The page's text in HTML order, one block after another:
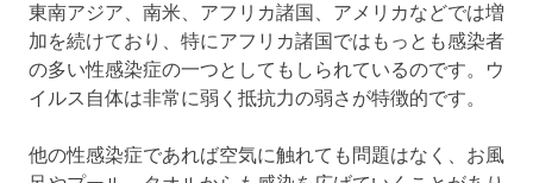
東南アジア、南米、アフリカ諸国、アメリカなどでは増
加を続けており、特にアフリカ諸国ではもっとも感染者
の多い性感染症の一つとしてもしられているのです。ウ
イルス自体は非常に弱く抵抗力の弱さが特徴的です。
他の性感染症であれば空気に触れても問題はなく、お風